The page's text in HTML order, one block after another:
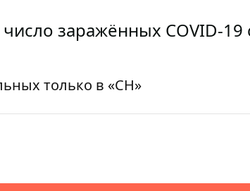
заражённых COVID-19
только в «СН»